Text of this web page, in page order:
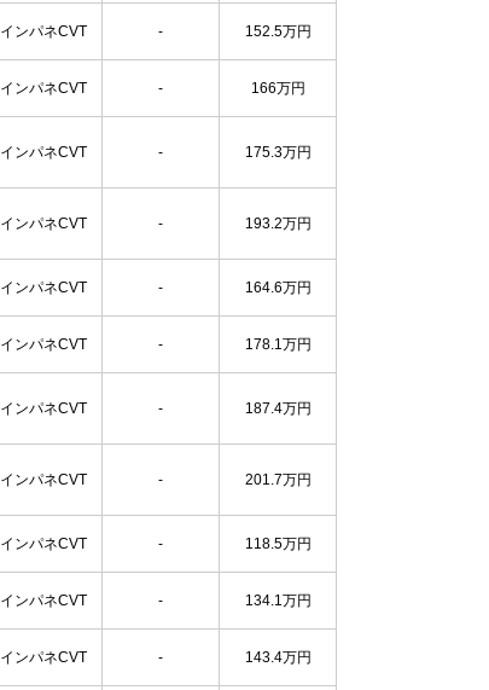
インパネCVT - 152.5万円
インパネCVT - 166万円
インパネCVT - 175.3万円
インパネCVT - 193.2万円
インパネCVT - 164.6万円
インパネCVT - 178.1万円
インパネCVT - 187.4万円
インパネCVT - 201.7万円
インパネCVT - 118.5万円
インパネCVT - 134.1万円
インパネCVT - 143.4万円